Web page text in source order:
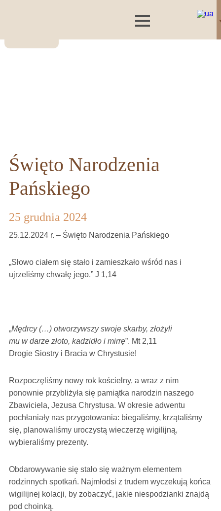
Święto Narodzenia
Pańskiego
25 grudnia 2024
25.12.2024 r. – Święto Narodzenia Pańskiego
„Słowo ciałem się stało i zamieszkało wśród nas i
ujrzeliśmy chwałę jego.” J 1,14
„Mędrcy (…) otworzywszy swoje skarby, złożyli
mu w darze złoto, kadzidło i mirrę”. Mt 2,11
Drogie Siostry i Bracia w Chrystusie!
Rozpoczęliśmy nowy rok kościelny, a wraz z nim
ponownie przybliżyła się pamiątka narodzin naszego
Zbawiciela, Jezusa Chrystusa. W okresie adwentu
pochłaniały nas przygotowania: biegaliśmy, krzątaliśmy
się, planowaliśmy uroczystą wieczerzę wigilijną,
wybieraliśmy prezenty.
Obdarowywanie się stało się ważnym elementem
rodzinnych spotkań. Najmłodsi z trudem wyczekują końca
wigilijnej kolacji, by zobaczyć, jakie niespodzianki znajdą
pod choinką.